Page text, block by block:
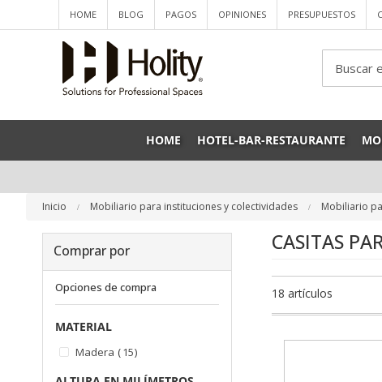
HOME BLOG PAGOS OPINIONES PRESUPUESTOS
Search
HOME HOTEL-BAR-RESTAURANTE
Inicio Mobiliario para instituciones y colectividades Mobiliario
CASITAS
18 artículos
Comprar por
Opciones de compra
MATERIAL
Madera 15artículos